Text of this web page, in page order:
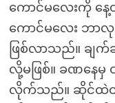
ကောင်မလေးကို နေ့
ကောင်မလေး ဘာ
ဖြစ်လာသည်။ ချက်ခ
လို့မဖြစ်။ ခဏနေမှ
လိုက်သည်။ ဆိုင်ထဲ